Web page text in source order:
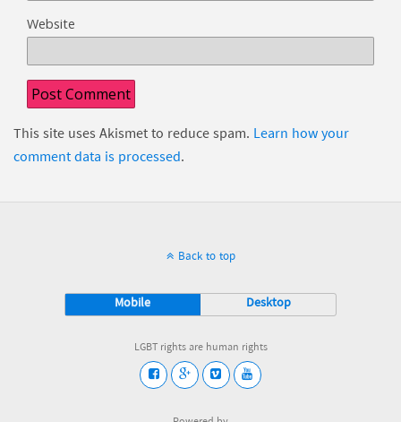
Website
This site uses Akismet to reduce spam. Learn how your
comment data is processed.
Back to top
Mobile Desktop
LGBT rights are human rights